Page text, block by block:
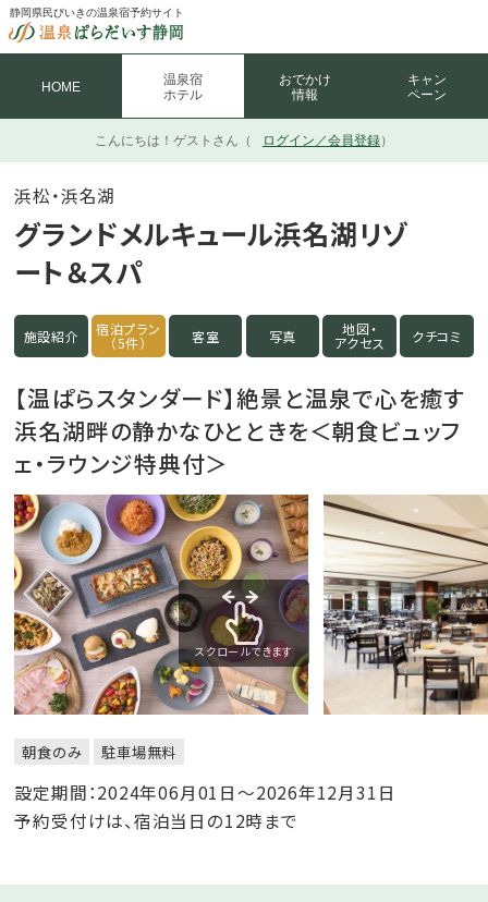
静岡県民びいきの温泉宿予約サイト
HOME
温泉宿
ホテル
おでかけ
情報
キャン
ペーン
こんにちは！ ゲストさん（ ログイン／会員登録）
浜松・浜名湖
グランドメルキュール浜名湖リゾ
ート＆スパ
施設紹介 宿泊プラン
（5件） 客室 写真 地図・
アクセス クチコミ
【温ぱらスタンダード】絶景と温泉で心を癒す
浜名湖畔の静かなひとときを＜朝食ビュッフ
ェ・ラウンジ特典付＞
スクロールできます
朝食のみ 駐車場無料
設定期間：2024年06月01日～2026年12月31日
予約受付けは、宿泊当日の12時まで